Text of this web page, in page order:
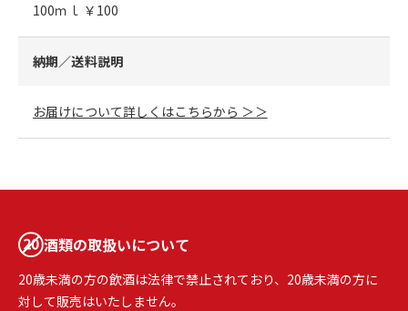
100ｍｌ ￥100
納期／送料説明
お届けについて詳しくはこちらから ＞＞
酒類の取扱いについて
20歳未満の方の飲酒は法律で禁止されており、20歳未満の方に
対して販売はいたしません。